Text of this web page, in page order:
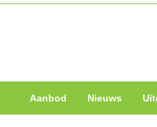
Aanbod Nieuws